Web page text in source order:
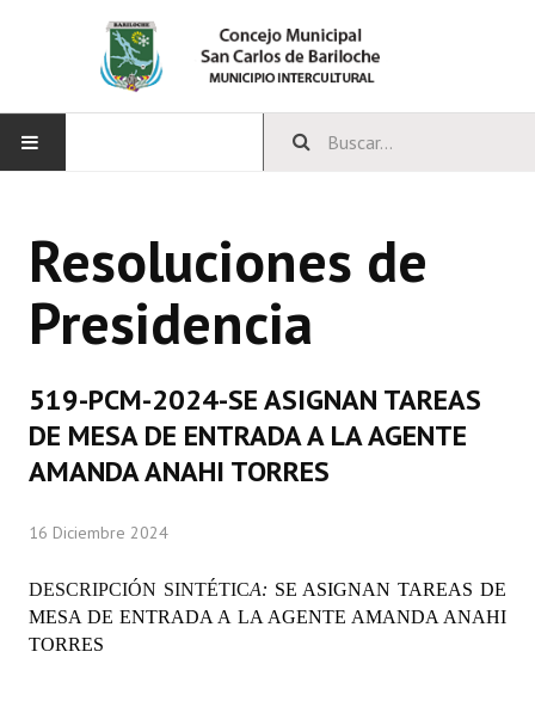
CONCEJO
Bloques Políticos
Comisiones Permanentes
Comisiones Especiales
LEGISLACIÓN
Resoluciones de
Presidencia
519-PCM-2024-SE ASIGNAN TAREAS
DE MESA DE ENTRADA A LA AGENTE
AMANDA ANAHI TORRES
16 Diciembre 2024
DESCRIPCIÓN SINTÉTICA: SE ASIGNAN TAREAS DE
MESA DE ENTRADA A LA AGENTE AMANDA ANAHI
TORRES